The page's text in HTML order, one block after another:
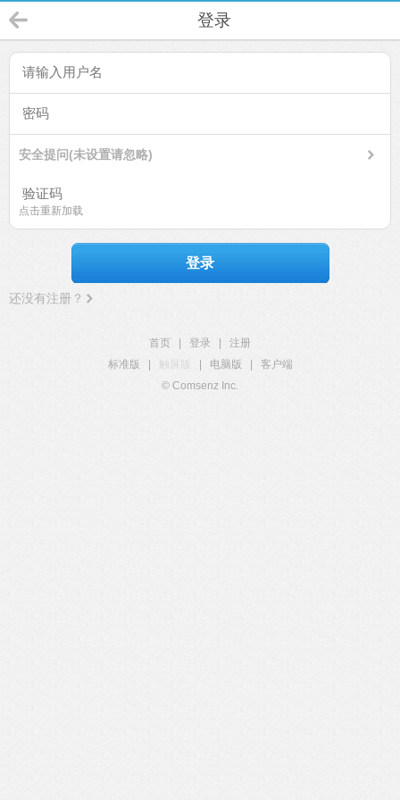
登录
安全提问(未设置请忽略)
点击重新加载
登录
还没有注册？
首页 登录
注册
标准版
触屏版 电脑版
客户端
© Comsenz Inc.